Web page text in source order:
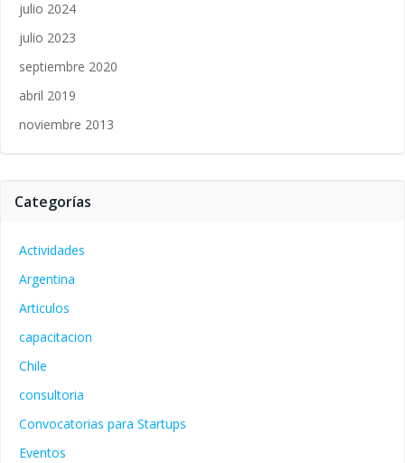
julio 2024
julio 2023
septiembre 2020
abril 2019
noviembre 2013
Categorías
Actividades
Argentina
Articulos
capacitacion
Chile
consultoria
Convocatorias para Startups
Eventos